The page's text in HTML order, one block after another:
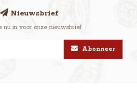
Nieuwsbrief
nu in voor onze nieuwsbrief
Abonneer